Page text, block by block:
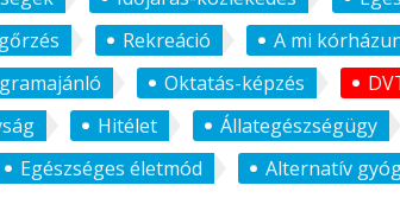
Rekreáció
A mi
Oktatás-képzés
Hitélet Állategészségügy
Egészséges életmód
Alternatív